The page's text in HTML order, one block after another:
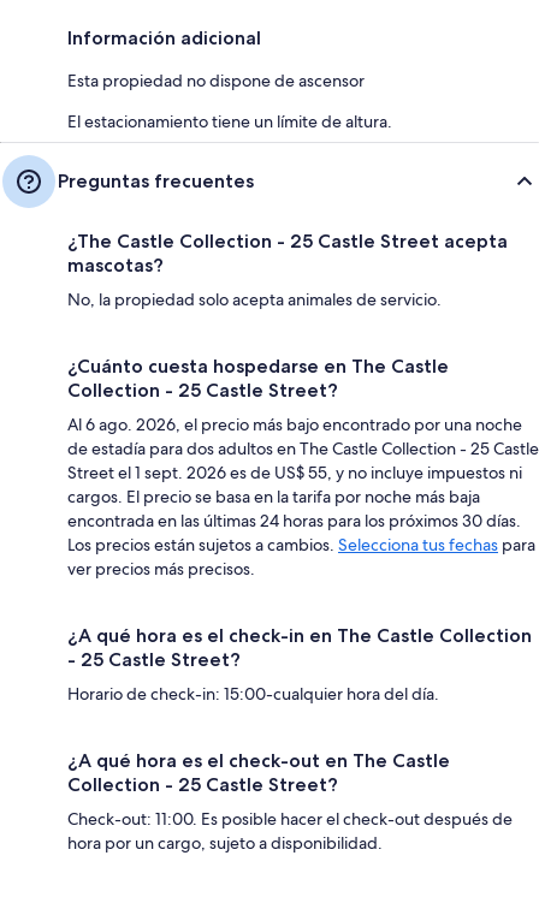
Información adicional
Esta propiedad no dispone de ascensor
El estacionamiento tiene un límite de altura.
Preguntas frecuentes
¿The Castle Collection - 25 Castle Street acepta
mascotas?
No, la propiedad solo acepta animales de servicio.
¿Cuánto cuesta hospedarse en The Castle
Collection - 25 Castle Street?
Al 6 ago. 2026, el precio más bajo encontrado por una noche
de estadía para dos adultos en The Castle Collection - 25 Castle
Street el 1 sept. 2026 es de US$ 55, y no incluye impuestos ni
cargos. El precio se basa en la tarifa por noche más baja
encontrada en las últimas 24 horas para los próximos 30 días.
Los precios están sujetos a cambios. Selecciona tus fechas para
ver precios más precisos.
¿A qué hora es el check-in en The Castle Collection
- 25 Castle Street?
Horario de check-in: 15:00-cualquier hora del día.
¿A qué hora es el check-out en The Castle
Collection - 25 Castle Street?
Check-out: 11:00. Es posible hacer el check-out después de
hora por un cargo, sujeto a disponibilidad.